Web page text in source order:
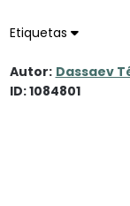
Etiquetas
Autor: Dassaev
ID: 1084801